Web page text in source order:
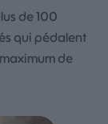
de 100
qui pédalent
de